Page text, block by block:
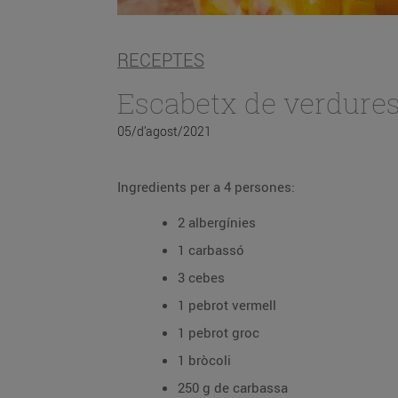
RECEPTES
Escabetx de
05/d’agost/2021
Ingredients per a 4 persones:
2 albergínies
1 carbassó
3 cebes
1 pebrot vermell
1 pebrot groc
1 bròcoli
250 g de carbassa